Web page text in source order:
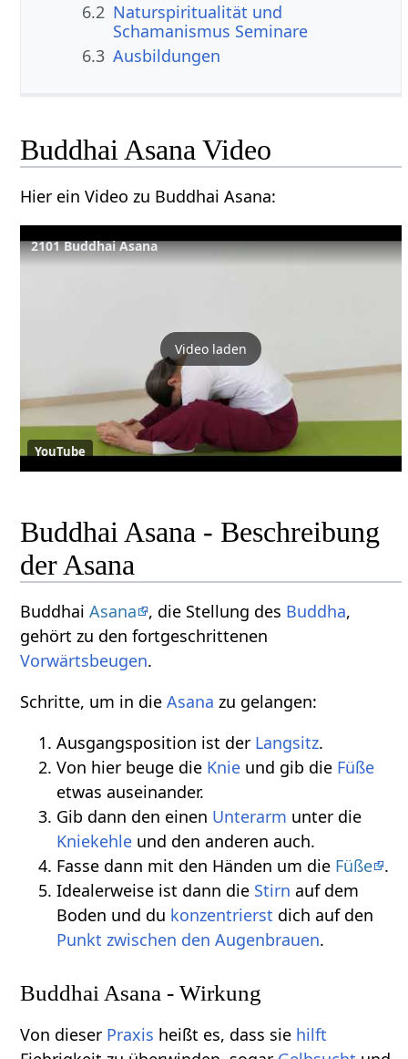
6.2 Naturspiritualität und
Schamanismus Seminare
6.3 Ausbildungen
Buddhai Asana Video
Hier ein Video zu Buddhai Asana:
2101 Buddhai Asana
Video laden
YouTube
Buddhai Asana - Beschreibung
der Asana
BuddhaiAsana , die Stellung des Buddha,
gehört zu den fortgeschrittenen
Vorwärtsbeugen.
Schritte, um in dieAsana zu gelangen:
Ausgangsposition ist der Langsitz.
Von hier beuge die Knie und gib die Füße
etwas auseinander.
Gib dann den einen Unterarm unter die
Kniekehle und den anderen auch.
Fasse dann mit den Händen um die Füße .
Idealerweise ist dann die Stirn auf dem
Boden und du konzentrierst dich auf den
Punkt zwischen den Augenbrauen.
Buddhai Asana - Wirkung
Von dieser Praxis heißt es, dass sie hilft